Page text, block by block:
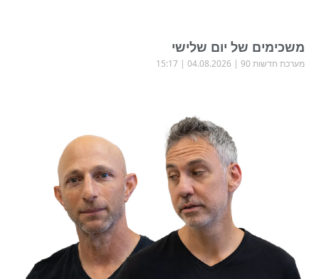
משכימים של יום שלישי
מערכת חדשות 90